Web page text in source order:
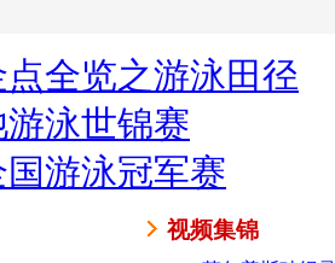
点全览之游泳田径
游泳世锦赛
国游泳冠军赛
视频集锦